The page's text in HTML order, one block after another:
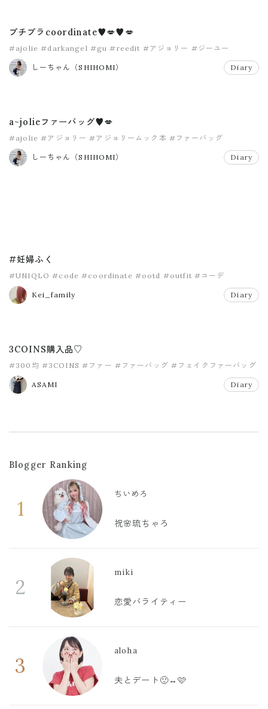
プチプラcoordinate♥︎💋♥︎💋
#ajolie #darkangel #gu #reedit #アジョリー #ジーユー
しーちゃん（SHIHOMI） Diary
a~jolieファーバッグ♥︎💋
#ajolie #アジョリー #アジョリームック本 #ファーバッグ
しーちゃん（SHIHOMI） Diary
#妊婦ふく
#UNIQLO #code #coordinate #ootd #outfit #コーデ
Kei_family Diary
3COINS購入品♡
#300均 #3COINS #ファー #ファーバッグ #フェイクファーバッグ
#プチプラ
ASAMI
Diary
Blogger Ranking
1
ちいめろ
祝🌸琉ちゃろ
2
miki
恋愛バライティー
3
aloha
夫とデート🙂‍↔️🩷